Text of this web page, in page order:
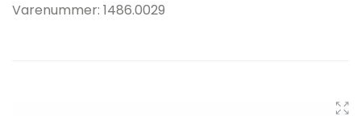
Varenummer: 1486.0029